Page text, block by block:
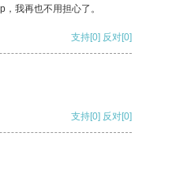
我再也不用担心了。
支持[0] 反对[0]
支持[0] 反对[0]